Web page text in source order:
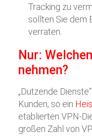
Tracking zu
sollten Sie dem
verraten.
Nur:
nehmen?
„Dutzende
Kunden, so ein
etablierten VPN-
großen Zahl von